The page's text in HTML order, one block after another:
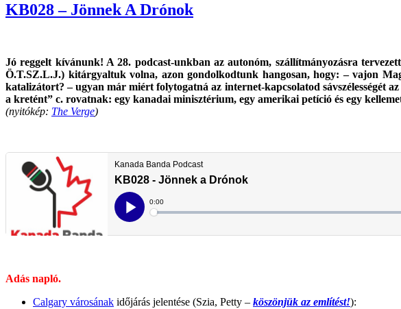
KB028 – Jönnek A Drónok
Jó reggelt kívánunk! A 28. podcast-unkban az autonóm, szállítmányozásra
Ö.T.SZ.L.J.) kitárgyaltuk volna, azon gondolkodtunk hangosan, hogy: – vajon
katalizátort? – ugyan már miért folytogatná az internet-kapcsolatod sávszélességét
a kretént” c. rovatnak: egy kanadai minisztérium, egy amerikai petíció és egy
(nyitókép: The Verge)
Adás napló.
Calgary városának időjárás jelentése (Szia, Petty – köszönjük az említést!):